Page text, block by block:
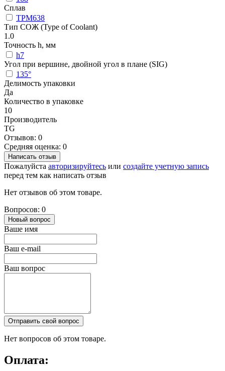
Сплав
TPM638
Тип СОЖ (Type of Coolant)
1.0
Точность h, мм
h7
Угол при вершине, двойной угол в плане (SIG)
135°
Делимость упаковки
Да
Количество в упаковке
10
Производитель
TG
Отзывов: 0
Средняя оценка: 0
Написать отзыв
Пожалуйста авторизируйтесь или создайте учетную запись
перед тем как написать отзыв
Нет отзывов об этом товаре.
Вопросов: 0
Новый вопрос
Ваше имя
Ваш e-mail
Ваш вопрос
Отправить свой вопрос
Нет вопросов об этом товаре.
Оплата: